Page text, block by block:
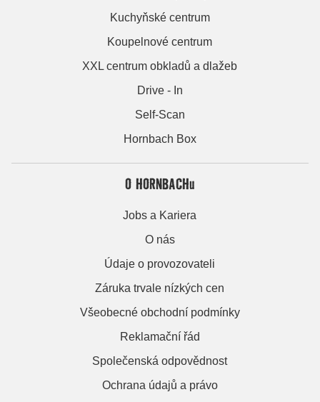
Kuchyňské centrum
Koupelnové centrum
XXL centrum obkladů a dlažeb
Drive - In
Self-Scan
Hornbach Box
O HORNBACHu
Jobs a Kariera
O nás
Údaje o provozovateli
Záruka trvale nízkých cen
Všeobecné obchodní podmínky
Reklamační řád
Společenská odpovědnost
Ochrana údajů a právo